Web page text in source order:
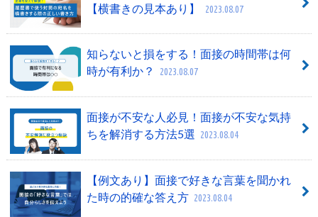
【横書きの見本あり】
2023.08.07
知らないと損をする！面接の時間帯は何
時が有利か？
2023.08.07
面接が不安な人必見！面接が不安な気持
ちを解消する方法5選 2023.08.04
【例文あり】面接で好きな言葉を聞かれ
た時の的確な答え方 2023.08.04